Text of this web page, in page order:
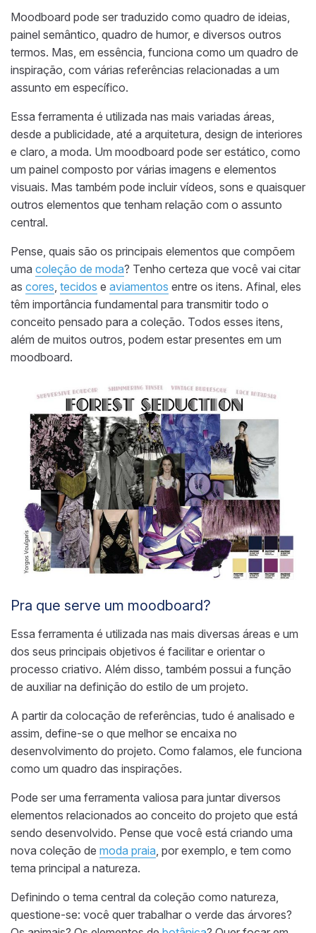
Moodboard pode ser traduzido como quadro de ideias,
painel semântico, quadro de humor, e diversos outros
termos. Mas, em essência, funciona como um quadro de
inspiração, com várias referências relacionadas a um
assunto em específico.
Essa ferramenta é utilizada nas mais variadas áreas,
desde a publicidade, até a arquitetura, design de interiores
e claro, a moda. Um moodboard pode ser estático, como
um painel composto por várias imagens e elementos
visuais. Mas também pode incluir vídeos, sons e quaisquer
outros elementos que tenham relação com o assunto
central.
Pense, quais são os principais elementos que compõem
uma coleção de moda? Tenho certeza que você vai citar
as cores tecidos e aviamentos entre os itens. Afinal, eles
têm importância fundamental para transmitir todo o
conceito pensado para a coleção. Todos esses itens,
além de muitos outros, podem estar presentes em um
moodboard.
Pra que serve um moodboard?
Essa ferramenta é utilizada nas mais diversas áreas e um
dos seus principais objetivos é facilitar e orientar o
processo criativo. Além disso, também possui a função
de auxiliar na definição do estilo de um projeto.
A partir da colocação de referências, tudo é analisado e
assim, define-se o que melhor se encaixa no
desenvolvimento do projeto. Como falamos, ele funciona
como um quadro das inspirações.
Pode ser uma ferramenta valiosa para juntar diversos
elementos relacionados ao conceito do projeto que está
sendo desenvolvido. Pense que você está criando uma
nova coleção de moda praia, por exemplo, e tem como
tema principal a natureza.
Definindo o tema central da coleção como natureza,
questione-se: você quer trabalhar o verde das árvores?